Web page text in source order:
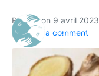
Posted on 9 avril 2023
Leave a comment